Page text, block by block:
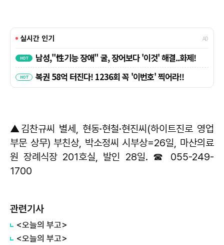
▲김찬규씨 별세, 현동·현철·현진씨(하이트진로 영업
부문 상무) 부친상, 박소정씨 시부상=26일, 마산의료
원 장례식장 201호실, 발인 28일. ☎ 055-249-
1700
관련기사
<오늘의 부고>
<오늘의 부고>